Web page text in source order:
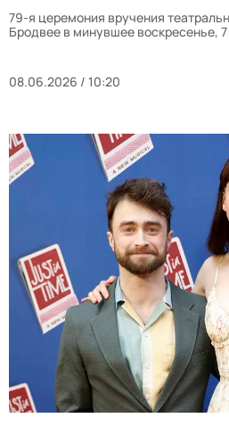
79-я церемония вручения
Бродвее в минувшее воскресенье,
08.06.2026 / 10:20